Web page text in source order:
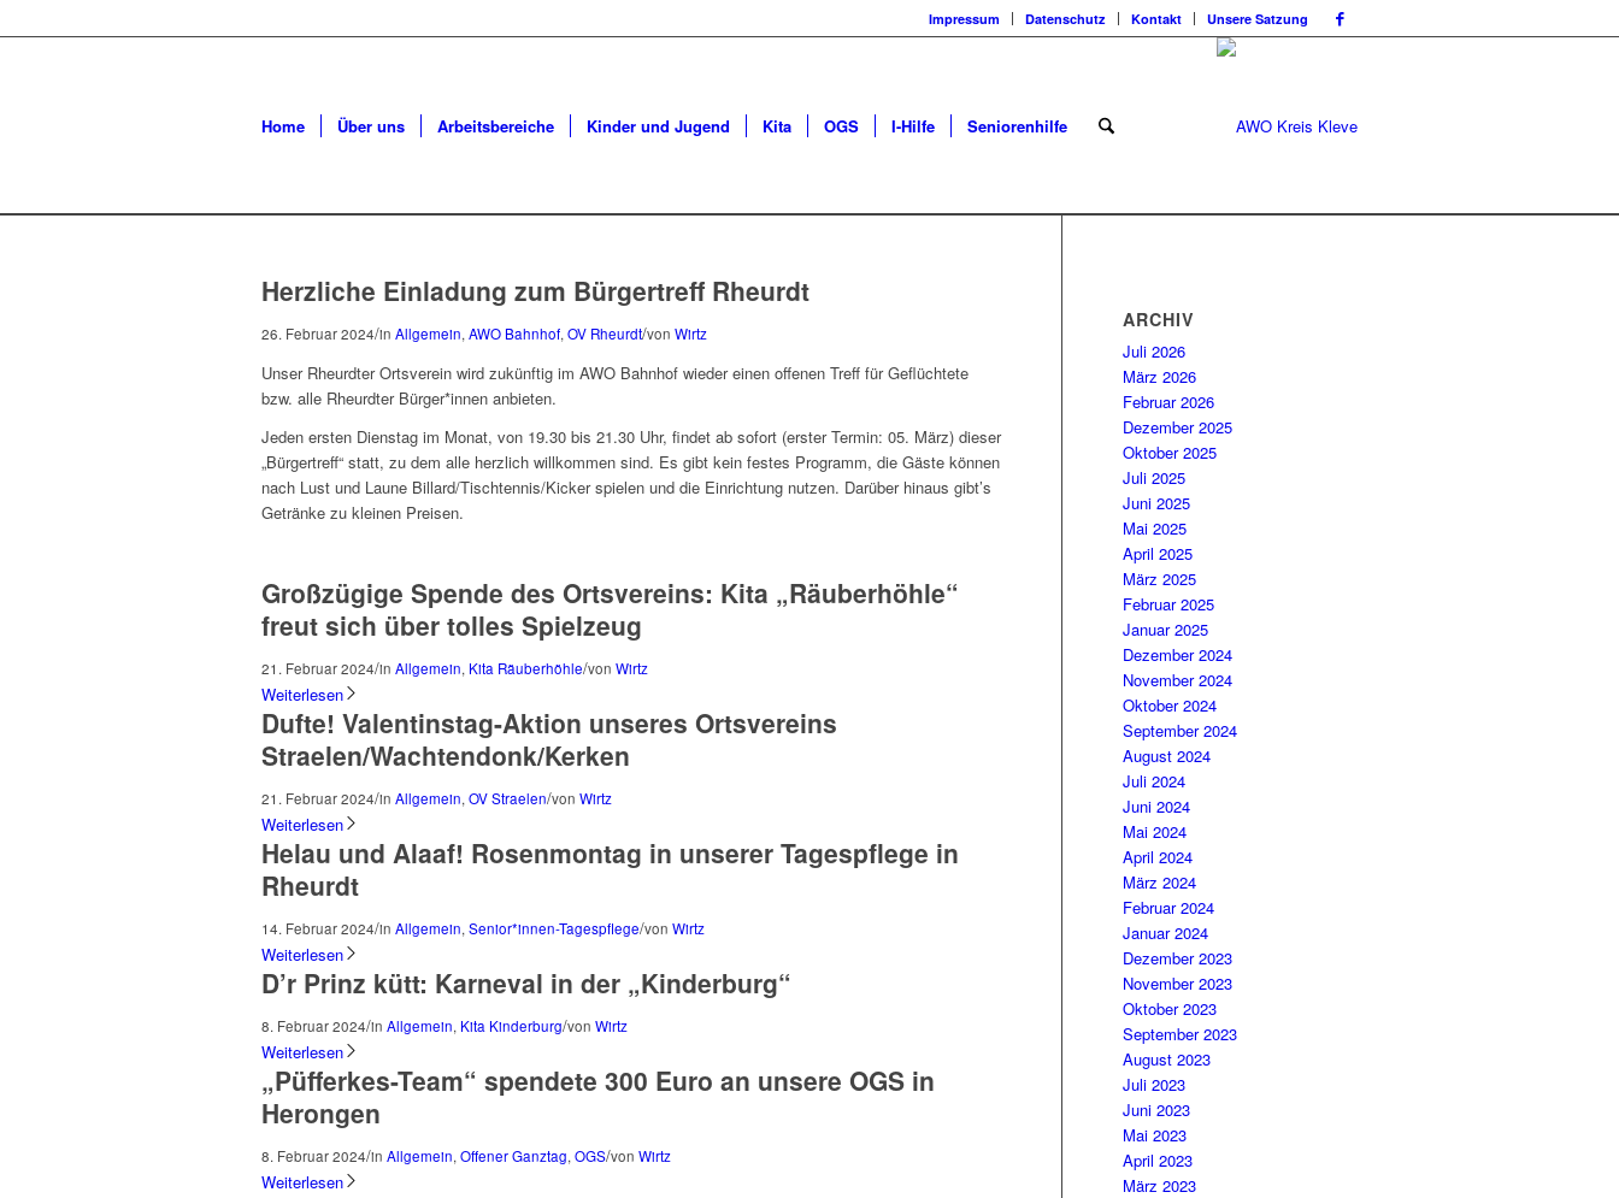
Impressum Datenschutz Kontakt Unsere Satzung
Home Über uns Arbeitsbereiche Kinder und Jugend Kita OGS I-Hilfe Seniorenhilfe
Herzliche Einladung zum Bürgertreff Rheurdt
26. Februar 2024/in Allgemein, AWO Bahnhof, OV Rheurdt/von Wirtz
Unser Rheurdter Ortsverein wird zukünftig im AWO Bahnhof wieder einen offenen Treff für Geflüchtete
bzw. alle Rheurdter Bürger*innen anbieten.
Jeden ersten Dienstag im Monat, von 19.30 bis 21.30 Uhr, findet ab sofort (erster Termin: 05. März) dieser
„Bürgertreff“ statt, zu dem alle herzlich willkommen sind. Es gibt kein festes Programm, die Gäste können
nach Lust und Laune Billard/Tischtennis/Kicker spielen und die Einrichtung nutzen. Darüber hinaus gibt’s
Getränke zu kleinen Preisen.
Großzügige Spende des Ortsvereins: Kita „Räuberhöhle“
freut sich über tolles Spielzeug
21. Februar 2024/in Allgemein, Kita Räuberhöhle/von Wirtz
Weiterlesen
Dufte! Valentinstag-Aktion unseres Ortsvereins
Straelen/Wachtendonk/Kerken
21. Februar 2024/in Allgemein, OV Straelen/von Wirtz
Weiterlesen
Helau und Alaaf! Rosenmontag in unserer Tagespflege in
Rheurdt
14. Februar 2024/in Allgemein, Senior*innen-Tagespflege/von Wirtz
Weiterlesen
D’r Prinz kütt: Karneval in der „Kinderburg“
8. Februar 2024/in Allgemein, Kita Kinderburg/von Wirtz
Weiterlesen
„Püfferkes-Team“ spendete 300 Euro an unsere OGS in
Herongen
8. Februar 2024/in Allgemein, Offener Ganztag, OGS/von Wirtz
Weiterlesen
ARCHIV
Juli 2026
März 2026
Februar 2026
Dezember 2025
Oktober 2025
Juli 2025
Juni 2025
Mai 2025
April 2025
März 2025
Februar 2025
Januar 2025
Dezember 2024
November 2024
Oktober 2024
September 2024
August 2024
Juli 2024
Juni 2024
Mai 2024
April 2024
März 2024
Februar 2024
Januar 2024
Dezember 2023
November 2023
Oktober 2023
September 2023
August 2023
Juli 2023
Juni 2023
Mai 2023
April 2023
März 2023